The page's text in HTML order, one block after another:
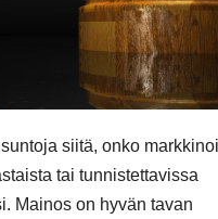
siitä, onko
tai tunnistettavissa
Mainos on hyvän tavan